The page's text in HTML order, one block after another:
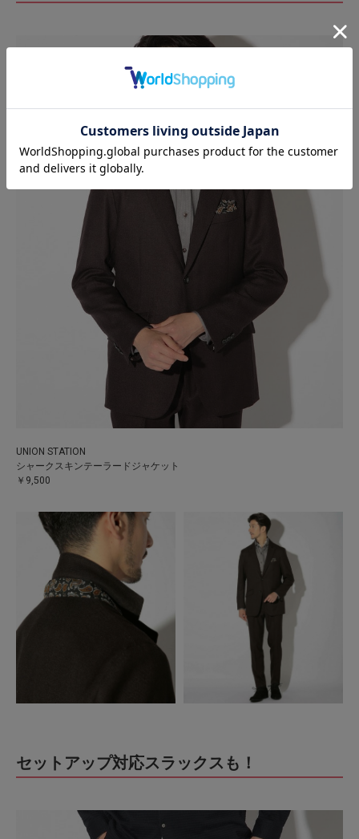
UNION STATION
シャークスキンテーラードジャケット
￥9,500
セットアップ対応スラックスも！